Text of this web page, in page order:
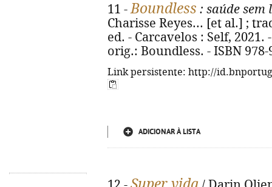
11 -Boundless : saúde sem
Charisse Reyes... [et al.] ;
ed. - Carcavelos : Self,
orig.: Boundless. - ISBN 978-
Link persistente: http://
ADICIONAR À LISTA